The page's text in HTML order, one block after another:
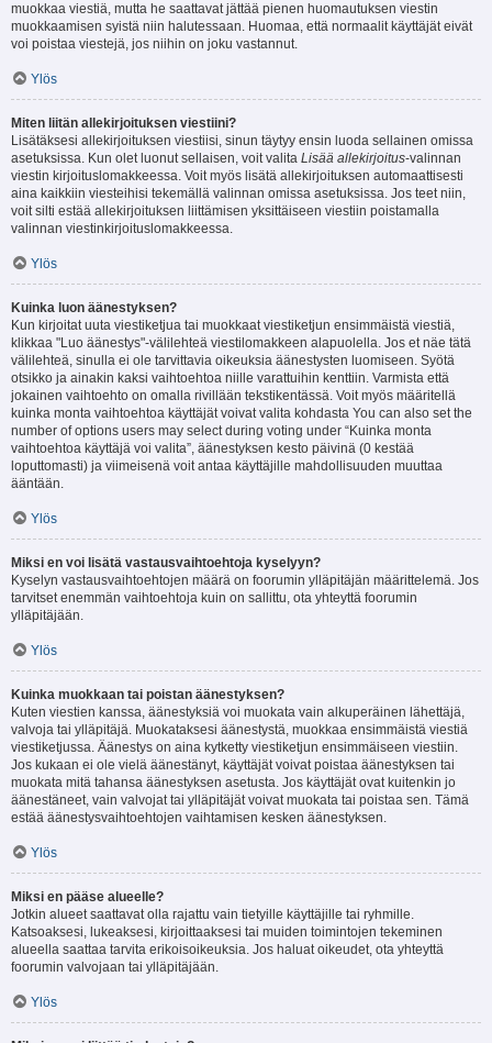
muokkaa viestiä, mutta he saattavat jättää pienen huomautuksen viestin
muokkaamisen syistä niin halutessaan. Huomaa, että normaalit käyttäjät eivät
voi poistaa viestejä, jos niihin on joku vastannut.
Ylös
Miten liitän allekirjoituksen viestiini?
Lisätäksesi allekirjoituksen viestiisi, sinun täytyy ensin luoda sellainen omissa
asetuksissa. Kun olet luonut sellaisen, voit valita Lisää allekirjoitus-valinnan
viestin kirjoituslomakkeessa. Voit myös lisätä allekirjoituksen automaattisesti
aina kaikkiin viesteihisi tekemällä valinnan omissa asetuksissa. Jos teet niin,
voit silti estää allekirjoituksen liittämisen yksittäiseen viestiin poistamalla
valinnan viestinkirjoituslomakkeessa.
Ylös
Kuinka luon äänestyksen?
Kun kirjoitat uuta viestiketjua tai muokkaat viestiketjun ensimmäistä viestiä,
klikkaa "Luo äänestys"-välilehteä viestilomakkeen alapuolella. Jos et näe tätä
välilehteä, sinulla ei ole tarvittavia oikeuksia äänestysten luomiseen. Syötä
otsikko ja ainakin kaksi vaihtoehtoa niille varattuihin kenttiin. Varmista että
jokainen vaihtoehto on omalla rivillään tekstikentässä. Voit myös määritellä
kuinka monta vaihtoehtoa käyttäjät voivat valita kohdasta You can also set the
number of options users may select during voting under “Kuinka monta
vaihtoehtoa käyttäjä voi valita”, äänestyksen kesto päivinä (0 kestää
loputtomasti) ja viimeisenä voit antaa käyttäjille mahdollisuuden muuttaa
ääntään.
Ylös
Miksi en voi lisätä vastausvaihtoehtoja kyselyyn?
Kyselyn vastausvaihtoehtojen määrä on foorumin ylläpitäjän määrittelemä. Jos
tarvitset enemmän vaihtoehtoja kuin on sallittu, ota yhteyttä foorumin
ylläpitäjään.
Ylös
Kuinka muokkaan tai poistan äänestyksen?
Kuten viestien kanssa, äänestyksiä voi muokata vain alkuperäinen lähettäjä,
valvoja tai ylläpitäjä. Muokataksesi äänestystä, muokkaa ensimmäistä viestiä
viestiketjussa. Äänestys on aina kytketty viestiketjun ensimmäiseen viestiin.
Jos kukaan ei ole vielä äänestänyt, käyttäjät voivat poistaa äänestyksen tai
muokata mitä tahansa äänestyksen asetusta. Jos käyttäjät ovat kuitenkin jo
äänestäneet, vain valvojat tai ylläpitäjät voivat muokata tai poistaa sen. Tämä
estää äänestysvaihtoehtojen vaihtamisen kesken äänestyksen.
Ylös
Miksi en pääse alueelle?
Jotkin alueet saattavat olla rajattu vain tietyille käyttäjille tai ryhmille.
Katsoaksesi, lukeaksesi, kirjoittaaksesi tai muiden toimintojen tekeminen
alueella saattaa tarvita erikoisoikeuksia. Jos haluat oikeudet, ota yhteyttä
foorumin valvojaan tai ylläpitäjään.
Ylös